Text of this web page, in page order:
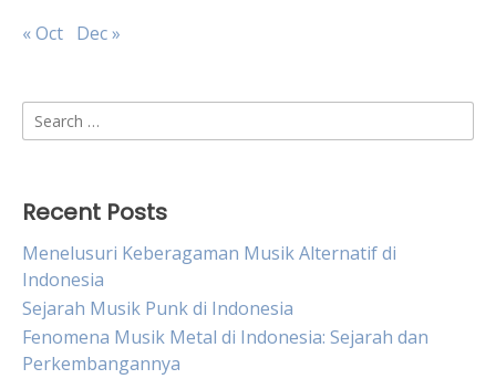
« Oct Dec »
Search
for:
Recent Posts
Menelusuri Keberagaman Musik Alternatif di
Indonesia
Sejarah Musik Punk di Indonesia
Fenomena Musik Metal di Indonesia: Sejarah dan
Perkembangannya